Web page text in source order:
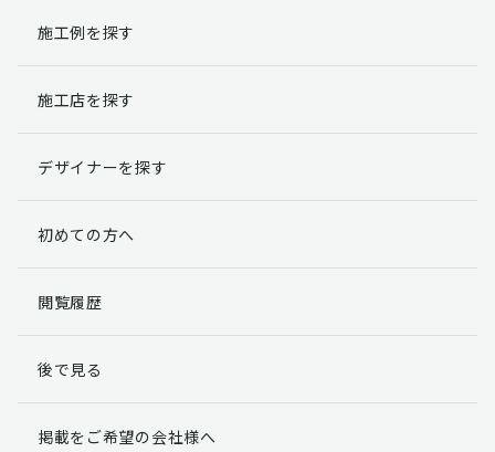
施工例を探す
施工店を探す
デザイナーを探す
初めての方へ
閲覧履歴
後で見る
掲載をご希望の会社様へ